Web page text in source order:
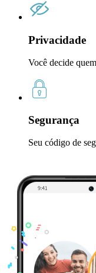
Privacidade
Você decide
Segurança
Seu código de